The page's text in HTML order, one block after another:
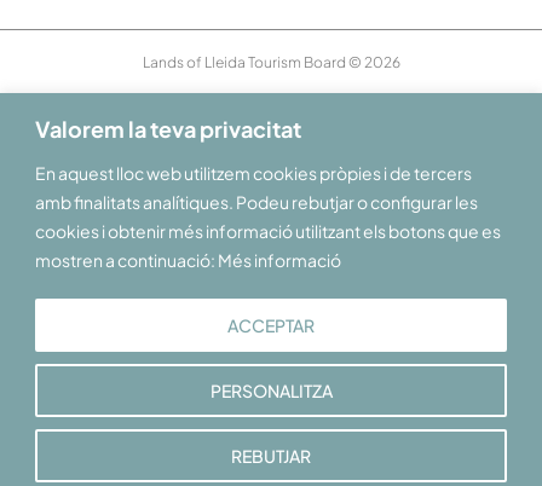
Valorem la teva privacitat
En aquest lloc web utilitzem cookies pròpies i de tercers
amb finalitats analítiques. Podeu rebutjar o configurar les
cookies i obtenir més informació utilitzant els botons que es
mostren a continuació: Més informació
PERSONALITZA
REBUTJAR
ACCEPTAR
Lands of Lleida Tourism Board © 2026